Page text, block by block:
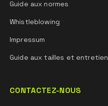
Guide aux normes
Whistleblowing
Impressum
Guide aux tailles et entretien
CONTACTEZ-NOUS